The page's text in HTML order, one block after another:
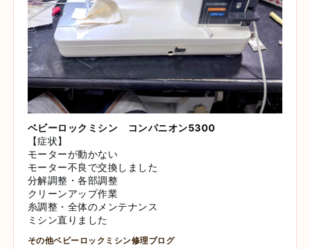
ベビーロックミシン コンパニオン5300
【症状】
モーターが動かない
モーター不良で交換しました
分解調整・各部調整
クリーンアップ作業
糸調整・全体のメンテナンス
ミシン直りました
その他ベビーロックミシン修理ブログ